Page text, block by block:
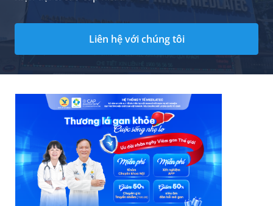
Liên hệ với chúng tôi